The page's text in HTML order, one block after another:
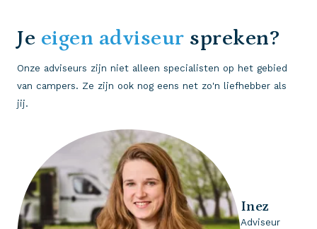
Je eigen adviseur spreken?
Onze adviseurs zijn niet alleen specialisten op het gebied
van campers. Ze zijn ook nog eens net zo'n liefhebber als
jij.
Inez
Adviseur